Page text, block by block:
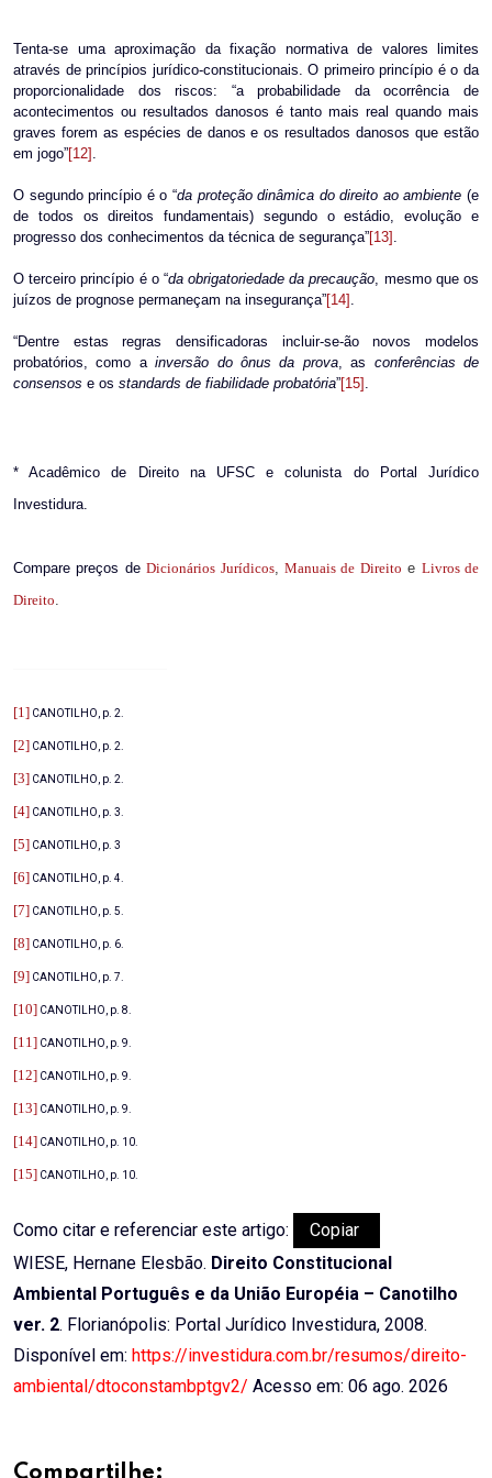
Tenta-se uma aproximação da fixação normativa de valores limites
através de princípios jurídico-constitucionais. O primeiro princípio é o da
proporcionalidade dos riscos: “a probabilidade da ocorrência de
acontecimentos ou resultados danosos é tanto mais real quando mais
graves forem as espécies de danos e os resultados danosos que estão
em jogo”[12] .
O segundo princípio é o “da proteção dinâmica do direito ao ambiente (e
de todos os direitos fundamentais) segundo o estádio, evolução e
progresso dos conhecimentos da técnica de segurança”[13] .
O terceiro princípio é o “da obrigatoriedade da precaução, mesmo que os
juízos de prognose permaneçam na insegurança”[14] .
“Dentre estas regras densificadoras incluir-se-ão novos modelos
probatórios, como ainversão do ônus da prova, as conferências de
consensos e os standards de fiabilidade probatória”[15] .
* Acadêmico de Direito na UFSC e colunista do Portal Jurídico
Investidura.
Compare preços de Dicionários Jurídicos,Manuais de Direito e Livros de
Direito.
[1] CANOTILHO, p. 2.
[2] CANOTILHO, p. 2.
[3] CANOTILHO, p. 2.
[4] CANOTILHO, p. 3.
[5] CANOTILHO, p. 3
[6] CANOTILHO, p. 4.
[7] CANOTILHO, p. 5.
[8] CANOTILHO, p. 6.
[9] CANOTILHO, p. 7.
[10] CANOTILHO, p. 8.
[11] CANOTILHO, p. 9.
[12] CANOTILHO, p. 9.
[13] CANOTILHO, p. 9.
[14] CANOTILHO, p. 10.
[15] CANOTILHO, p. 10.
Como citar e referenciar este artigo:
Copiar
WIESE, Hernane Elesbão. Direito Constitucional
Ambiental Português e da União Européia – Canotilho
ver. 2. Florianópolis: Portal Jurídico Investidura, 2008.
Disponível em: https://investidura.com.br/resumos/direito-
ambiental/dtoconstambptgv2/ Acesso em: 06 ago. 2026